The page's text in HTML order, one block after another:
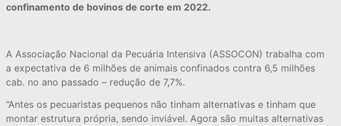
confinamento de bovinos de corte em 2022.
A Associação Nacional da Pecuária Intensiva (ASSOCON) trabalha com
a expectativa de 6 milhões de animais confinados contra 6,5 milhões
cab. no ano passado – redução de 7,7%.
“Antes os pecuaristas pequenos não tinham alternativas e tinham que
montar estrutura própria, sendo inviável. Agora são muitas alternativas